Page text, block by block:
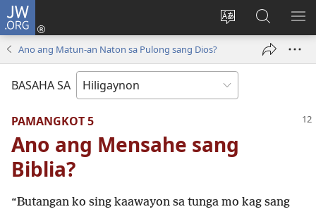
JW.ORG
Islan
lenguahe
sang
site
Mag-
log
new
Mangita
sa
JW.ORG
Ano ang Matun-an Naton sa Pulong sang Dios?
BASAHA SA
PAMANGKOT 5
Ano ang Mensahe sang
Biblia?
“Butangan ko sing kaawayon sa tunga mo kag sang